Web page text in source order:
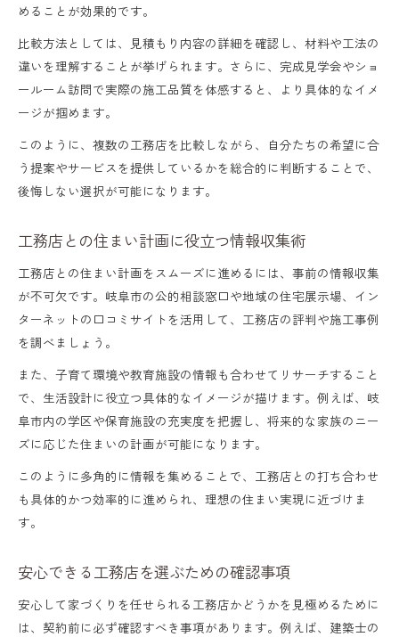
めることが効果的です。
比較方法としては、見積もり内容の詳細を確認し、材料や工法の
違いを理解することが挙げられます。さらに、完成見学会やショ
ールーム訪問で実際の施工品質を体感すると、より具体的なイメ
ージが掴めます。
このように、複数の工務店を比較しながら、自分たちの希望に合
う提案やサービスを提供しているかを総合的に判断することで、
後悔しない選択が可能になります。
工務店との住まい計画に役立つ情報収集術
工務店との住まい計画をスムーズに進めるには、事前の情報収集
が不可欠です。岐阜市の公的相談窓口や地域の住宅展示場、イン
ターネットの口コミサイトを活用して、工務店の評判や施工事例
を調べましょう。
また、子育て環境や教育施設の情報も合わせてリサーチすること
で、生活設計に役立つ具体的なイメージが描けます。例えば、岐
阜市内の学区や保育施設の充実度を把握し、将来的な家族のニー
ズに応じた住まいの計画が可能になります。
このように多角的に情報を集めることで、工務店との打ち合わせ
も具体的かつ効率的に進められ、理想の住まい実現に近づけま
す。
安心できる工務店を選ぶための確認事項
安心して家づくりを任せられる工務店かどうかを見極めるために
は、契約前に必ず確認すべき事項があります。例えば、建築士の